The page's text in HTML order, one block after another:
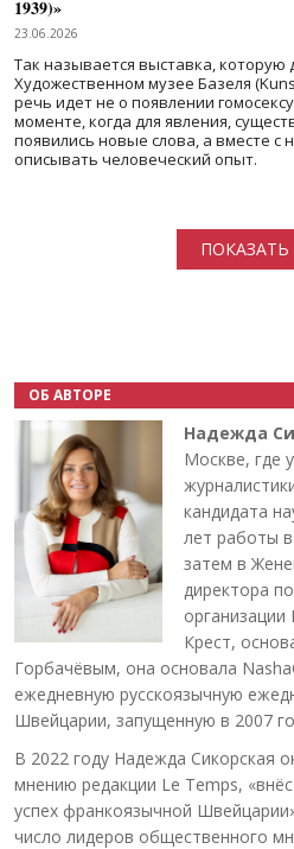
1939)»
23.06.2026
Так называется выставка, которую
Художественном музее Базеля
речь идет не о появлении
моменте, когда для явления,
появились новые слова, а вместе с
описывать человеческий опыт.
ОБ АВТОРЕ
Надежда
Москве, где
кандидата
лет работы
затем в
директора
Крест,
Горбачёвым, она основала
ежедневную русскоязычную
Швейцарии, запущенную в 2007
В 2022 году Надежда Сикорская
мнению редакции Le Temps,
успех франкоязычной
число лидеров общественного